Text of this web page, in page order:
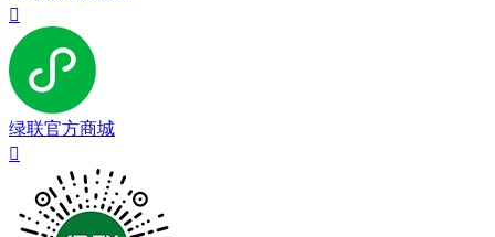

绿联官方商城
